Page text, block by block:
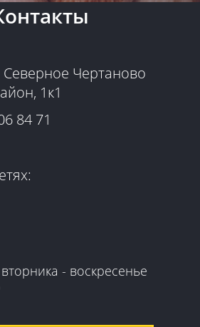
Северное Чертаново
1к1
84 71
- воскресенье